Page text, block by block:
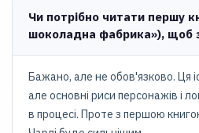
Чи потрібно читати першу
шоколадна фабрика»), щоб
Бажано, але не обов'язково. Ця
але основні риси персонажів і
в процесі. Проте з першою